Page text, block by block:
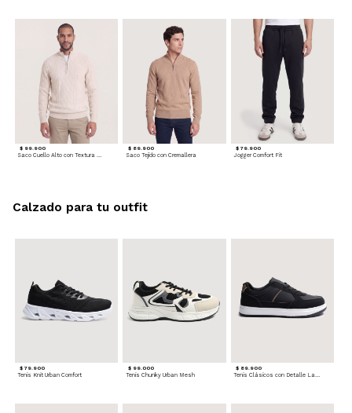
$ 99.900
Saco Cuello Alto con Textura Trenzada
$ 89.900
Saco Tejido con Cremallera
$ 79.900
Jogger Comfort Fit
$ 79.900
Tenis Knit Urban Comfort
$ 99.000
Tenis Chunky Urban Mesh
$ 89.900
Tenis Clásicos con Detalle Lateral
Calzado para tu outfit